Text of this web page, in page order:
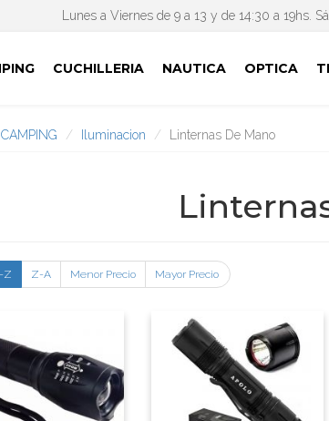
Lunes a Viernes de 9 a 13 y de 14:30 a 19hs.
CUCHILLERIA NAUTICA OPTICA
CAMPING Iluminacion Linternas De Mano
Z Z-A Menor Precio Mayor Precio